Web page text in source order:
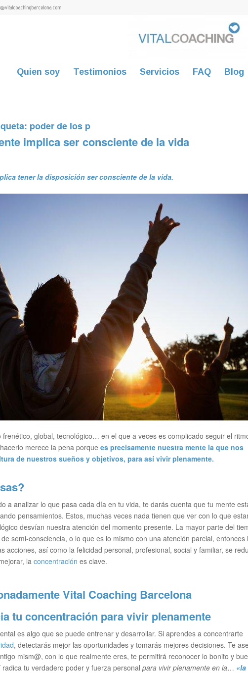
Quien soy Testimonios Servicios FAQ Blog
poder de los p
implica ser consciente de la vida
tener la disposición ser consciente de la vida.
frenético, global, tecnológico… en el que a veces es complicado seguir el
merece la pena porque es precisamente nuestra mente la que nos
de nuestros sueños y objetivos, para así vivir plenamente.
a analizar lo que pasa cada día en tu vida, te darás cuenta que tu mente
pensamientos. Estos, muchas veces nada tienen que ver con lo que
desvían nuestra atención del momento presente. La mayor parte del
semi-consciencia, o lo que es lo mismo con una atención parcial, entonces
acciones, así como la felicidad personal, profesional, social y familiar, se
la concentración es clave.
tu concentración para vivir plenamente
es algo que se puede entrenar y desarrollar. Si aprendes a concentrarte
, detectarás mejor las oportunidades y tomarás mejores decisiones. Te
mism@, con lo que realmente eres, te permitirá reconocer lo bonito y
tu verdadero poder y fuerza personal para vivir plenamente en la… «la